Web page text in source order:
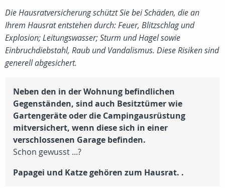
Die Hausratversicherung schützt Sie bei Schäden, die an
Ihrem Hausrat entstehen durch: Feuer, Blitzschlag und
Explosion; Leitungswasser; Sturm und Hagel sowie
Einbruchdiebstahl, Raub und Vandalismus. Diese Risiken sind
generell abgesichert.
Neben den in der Wohnung befindlichen
Gegenständen, sind auch Besitztümer wie
Gartengeräte oder die Campingausrüstung
mitversichert, wenn diese sich in einer
verschlossenen Garage befinden.
Schon gewusst ...?
Papagei und Katze gehören zum Hausrat. .